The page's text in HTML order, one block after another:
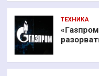
ТЕХНИКА